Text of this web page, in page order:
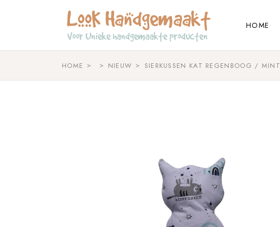
HOME
HOME NIEUW SIERKUSSEN KAT REGENBOOG / MINT